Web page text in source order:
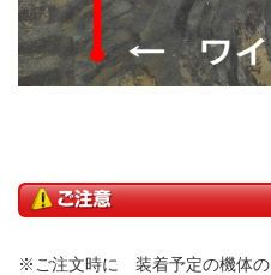
※ご注文時に 装着予定の機体の